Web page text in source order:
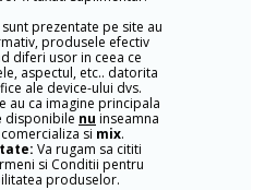
prezentate pe site au
produsele efectiv
diferi usor in ceea ce
aspectul, etc.. datorita
ale device-ului dvs.
au ca imagine principala
disponibile nu inseamna
si mix.
Va rugam sa cititi
si Conditii pentru
produselor.